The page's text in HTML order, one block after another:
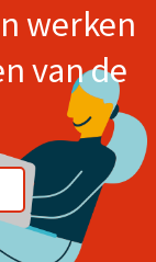
werken
van de